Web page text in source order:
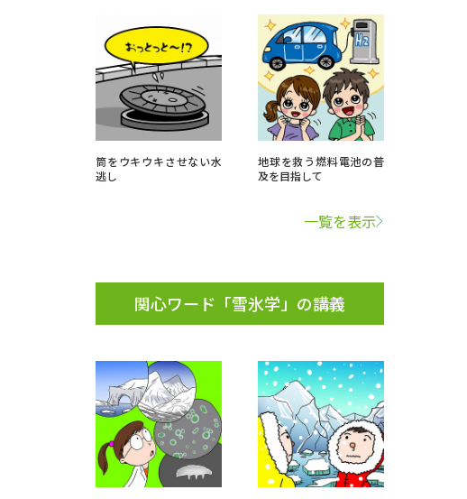
大学検索
調べる
特集ページ（高3生用）
2生用）
調べる
プログラムから探す
筒をウキウキさせない水
逃し
地球を救う燃料電池の普
及を目指して
一覧を表示
関心ワード「雪氷学」の講義